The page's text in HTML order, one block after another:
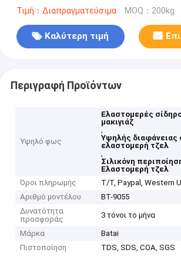
BT-9055
Τιμή：Διαπραγματεύσιμα MOQ：200kg
Καλύτερη τιμή
Περιγραφή Προϊόντων
Υψηλό φως
Ελαστομερές
μακιγιάζ
,
Υψηλής διαφάνειας
ελαστομερή τζελ
,
Σιλικόνη
Ελαστομερή τζελ
Όροι πληρωμής
T/T, Paypal, Western
Αριθμό μοντέλου
BT-9055
Δυνατότητα
προσφοράς
3 τόνοι το μήνα
Μάρκα
Batai
Πιστοποίηση
TDS, SDS, COA, SGS